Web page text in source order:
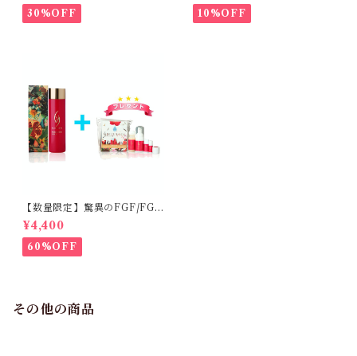
30%OFF 10%OFF
【数量限定】驚異のFGF/FGF
アンチエイジング化粧水
¥4,400
60%OFF
その他の商品